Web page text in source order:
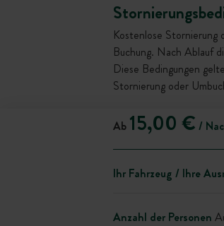
Kostenlose Stornierung
Buchung. Nach Ablauf
Diese Bedingungen
Stornierung oder
Ab 15,00 € /
Ihr Fahrzeug / Ihre
Anzahl der Personen